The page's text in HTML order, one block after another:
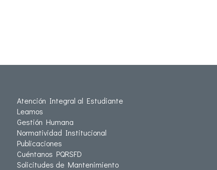
Atención Integral al Estudiante
Leamos
Gestión Humana
Normatividad Institucional
Publicaciones
Cuéntanos PQRSFD
Solicitudes de Mantenimiento